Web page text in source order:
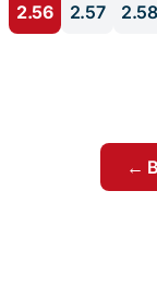
2.56
2.57 2.58
←